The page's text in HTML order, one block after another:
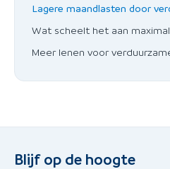
Lagere maandlasten door
Wat scheelt het aan
Meer lenen voor
Blijf op de hoogte